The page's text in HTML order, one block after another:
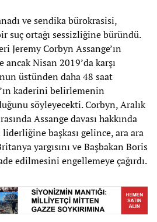
ve sendika bürokrasisi,
suç ortağı sessizliğine büründü.
Jeremy Corbyn Assange’ın
Nisan 2019’da karşı
üstünden daha 48 saat
kaderini belirlemenin
söyleyecekti. Corbyn, Aralık
Assange davası hakkında
başkası gelince, ara ara
yargısını ve Başbakan Boris
edilmesini engellemeye çağırdı.